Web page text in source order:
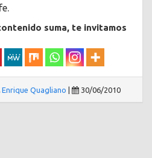
suma, te invitamos
Enrique Quagliano | 30/06/2010